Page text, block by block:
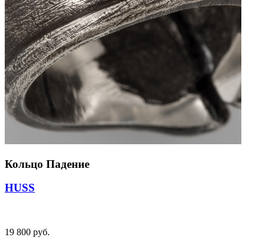
Кольцо Падение
HUSS
19 800 руб.